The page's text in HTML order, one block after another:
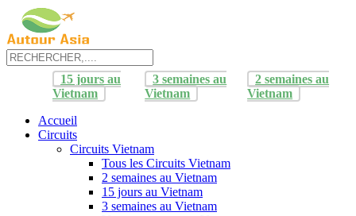
15 jours au
Vietnam
3 semaines au
Vietnam
2 semaines au
Vietnam
Accueil
Circuits
Circuits Vietnam
Tous les Circuits Vietnam
2 semaines au Vietnam
15 jours au Vietnam
3 semaines au Vietnam